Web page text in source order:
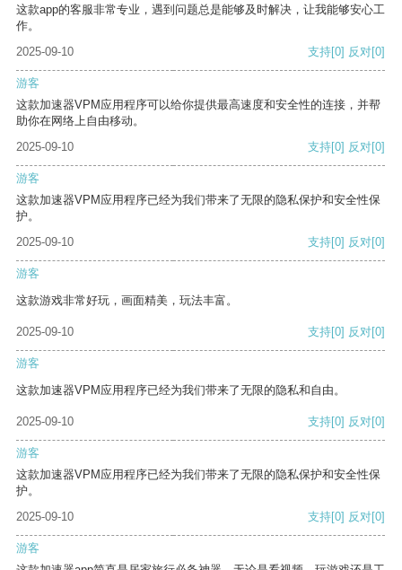
这款app的客服非常专业，遇到问题总是能够及时解决，让我能够安心工
作。
2025-09-10
支持[0] 反对[0]
游客
这款加速器VPM应用程序可以给你提供最高速度和安全性的连接，并帮
助你在网络上自由移动。
2025-09-10
支持[0] 反对[0]
游客
这款加速器VPM应用程序已经为我们带来了无限的隐私保护和安全性保
护。
2025-09-10
支持[0] 反对[0]
游客
这款游戏非常好玩，画面精美，玩法丰富。
2025-09-10 支持[0] 反对[0]
游客
这款加速器VPM应用程序已经为我们带来了无限的隐私和自由。
2025-09-10 支持[0] 反对[0]
游客
这款加速器VPM应用程序已经为我们带来了无限的隐私保护和安全性保
护。
2025-09-10
支持[0] 反对[0]
游客